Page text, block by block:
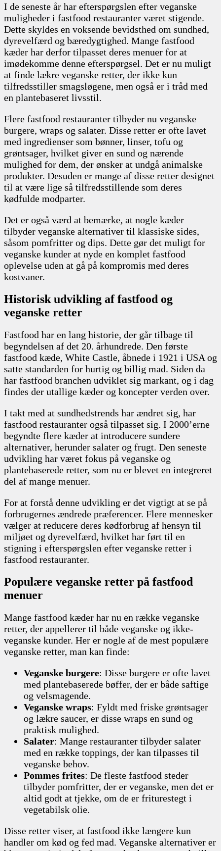
I de seneste år har efterspørgslen efter veganske
muligheder i fastfood restauranter været stigende.
Dette skyldes en voksende bevidsthed om sundhed,
dyrevelfærd og bæredygtighed. Mange fastfood
kæder har derfor tilpasset deres menuer for at
imødekomme denne efterspørgsel. Det er nu muligt
at finde lækre veganske retter, der ikke kun
tilfredsstiller smagsløgene, men også er i tråd med
en plantebaseret livsstil.
Flere fastfood restauranter tilbyder nu veganske
burgere, wraps og salater. Disse retter er ofte lavet
med ingredienser som bønner, linser, tofu og
grøntsager, hvilket giver en sund og nærende
mulighed for dem, der ønsker at undgå animalske
produkter. Desuden er mange af disse retter designet
til at være lige så tilfredsstillende som deres
kødfulde modparter.
Det er også værd at bemærke, at nogle kæder
tilbyder veganske alternativer til klassiske sides,
såsom pomfritter og dips. Dette gør det muligt for
veganske kunder at nyde en komplet fastfood
oplevelse uden at gå på kompromis med deres
kostvaner.
Historisk udvikling af fastfood og
veganske retter
Fastfood har en lang historie, der går tilbage til
begyndelsen af det 20. århundrede. Den første
fastfood kæde, White Castle, åbnede i 1921 i USA og
satte standarden for hurtig og billig mad. Siden da
har fastfood branchen udviklet sig markant, og i dag
findes der utallige kæder og koncepter verden over.
I takt med at sundhedstrends har ændret sig, har
fastfood restauranter også tilpasset sig. I 2000’erne
begyndte flere kæder at introducere sundere
alternativer, herunder salater og frugt. Den seneste
udvikling har været fokus på veganske og
plantebaserede retter, som nu er blevet en integreret
del af mange menuer.
For at forstå denne udvikling er det vigtigt at se på
forbrugernes ændrede præferencer. Flere mennesker
vælger at reducere deres kødforbrug af hensyn til
miljøet og dyrevelfærd, hvilket har ført til en
stigning i efterspørgslen efter veganske retter i
fastfood restauranter.
Populære veganske retter på fastfood
menuer
Mange fastfood kæder har nu en række veganske
retter, der appellerer til både veganske og ikke-
veganske kunder. Her er nogle af de mest populære
veganske retter, man kan finde:
Veganske burgere: Disse burgere er ofte lavet
med plantebaserede bøffer, der er både saftige
og velsmagende.
Veganske wraps: Fyldt med friske grøntsager
og lækre saucer, er disse wraps en sund og
praktisk mulighed.
Salater: Mange restauranter tilbyder salater
med en række toppings, der kan tilpasses til
veganske behov.
Pommes frites: De fleste fastfood steder
tilbyder pomfritter, der er veganske, men det er
altid godt at tjekke, om de er friturestegt i
vegetabilsk olie.
Disse retter viser, at fastfood ikke længere kun
handler om kød og fed mad. Veganske alternativer er